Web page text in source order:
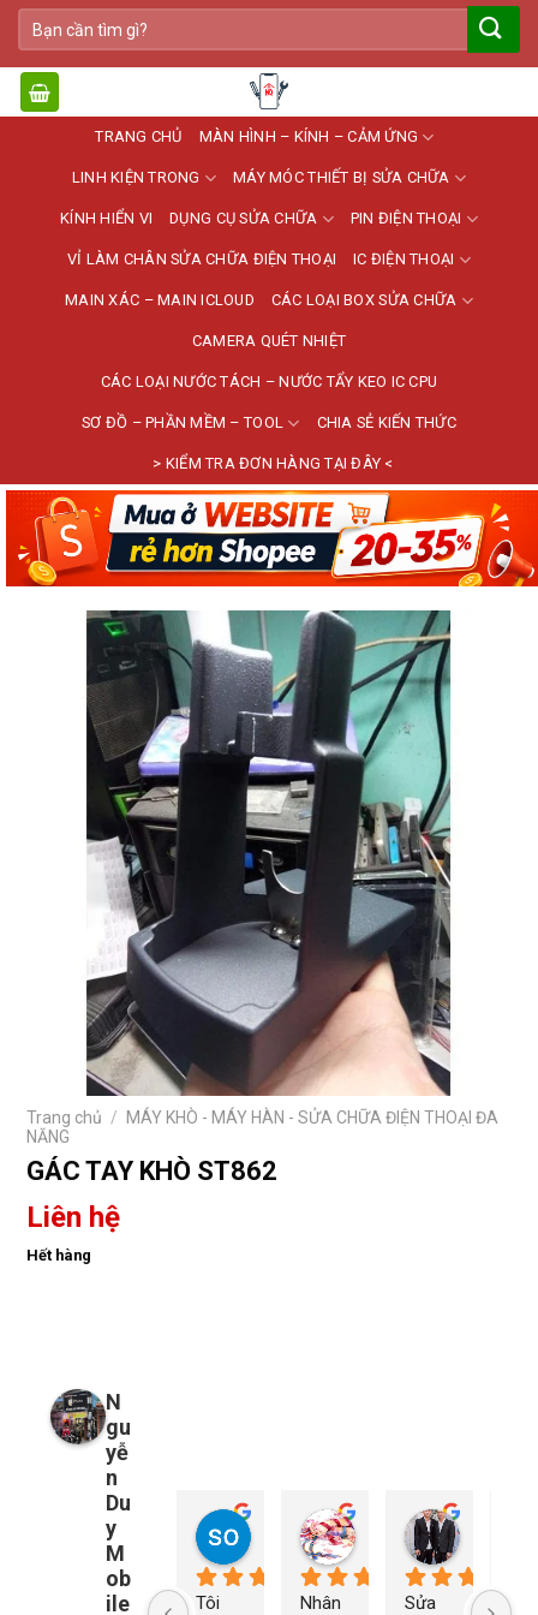
Bỏ
qua
nội
dung
Tìm
kiếm:
TRANG CHỦ MÀN HÌNH – KÍNH – CẢM ỨNG
LINH KIỆN TRONG MÁY MÓC THIẾT BỊ SỬA CHỮA
KÍNH HIỂN VI DỤNG CỤ SỬA CHỮA PIN ĐIỆN THOẠI
VỈ LÀM CHÂN SỬA CHỮA ĐIỆN THOẠI IC ĐIỆN THOẠI
MAIN XÁC – MAIN ICLOUD CÁC LOẠI BOX SỬA CHỮA
CAMERA QUÉT NHIỆT
CÁC LOẠI NƯỚC TÁCH – NƯỚC TẨY KEO IC CPU
SƠ ĐỒ – PHẦN MỀM – TOOL CHIA SẺ KIẾN THỨC
> KIỂM TRA ĐƠN HÀNG TẠI ĐÂY <
Trang chủ /
MÁY KHÒ - MÁY HÀN - SỬA CHỮA ĐIỆN THOẠI ĐA
NĂNG
GÁC TAY KHÒ ST862
Liên hệ
Hết hàng
N
gu
yễ
n
Du
y
M
ob
ile
so young
1 năm trước
Tôi
My Nguyễn
1 năm trước
Nhân
Sửa